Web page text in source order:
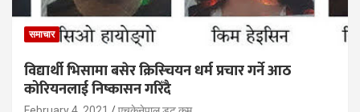
समाचार
विद्यार्थी भिसामा बसेर क्रिस्चियन धर्म प्रचार गर्ने आठ
कोरियनलाई निष्कासन गरिँदै